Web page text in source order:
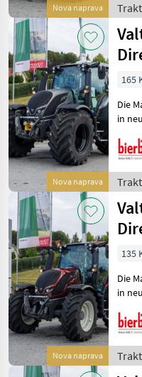
A
115
Q305
N175
Direct
N175
T235
Direct
95
G125
ECO
ACTIVE
S
416
T215
Direct
A
105
Pokaži
vse
Nova naprava
Nova naprava
165
Die
in
und
Nova naprava
135
Die
in
und